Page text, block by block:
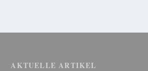
AKTUELLE ARTIKEL